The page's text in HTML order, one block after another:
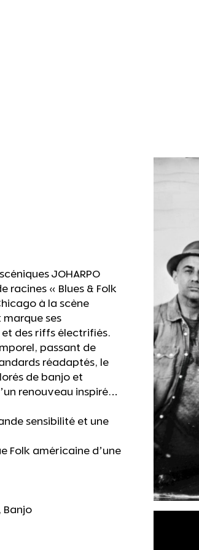
JOHARPO
racines « Blues & Folk
à la scène
marque ses
des riffs électrifiés.
passant de
réadaptés, le
de banjo et
renouveau inspiré…
sensibilité et une
Folk américaine d’une
Banjo